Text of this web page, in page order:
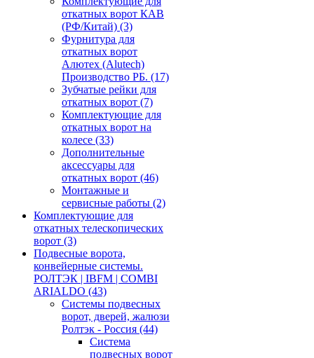
откатных ворот КАВ
(РФ/Китай) (3)
Фурнитура для
откатных ворот
Алютех (Alutech)
Производство РБ. (17)
Зубчатые рейки для
откатных ворот (7)
Комплектующие для
откатных ворот на
колесе (33)
Дополнительные
аксессуары для
откатных ворот (46)
Монтажные и
сервисные работы (2)
Комплектующие для
откатных телескопических
ворот (3)
Подвесные ворота,
конвейерные системы.
РОЛТЭК | IBFM | COMBI
ARIALDO (43)
Системы подвесных
ворот, дверей, жалюзи
Ролтэк - Россия (44)
Система
подвесных ворот